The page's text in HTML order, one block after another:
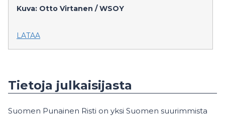
Kuva: Otto Virtanen / WSOY
LATAA
Tietoja julkaisijasta
Suomen Punainen Risti on yksi Suomen suurimmista